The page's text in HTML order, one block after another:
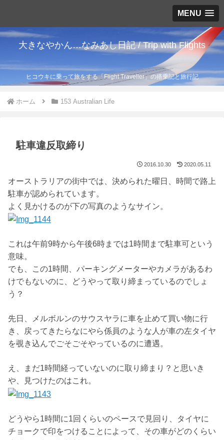
MENU
大きなやかん…なみあし日記 / Trip with Flights
ヒコウキに乗って旅をする「Flight Traveller」の搭乗記と旅行記
ホーム 153 Australian Life
駐車違反取締り
2016.10.30 2020.05.11
オーストラリアの街中では、決められた曜日、時間で路上
駐車が認められています。
よく見かけるのが下の写真のようなサイン。
これは午前9時から午後6時までは1時間まで駐車可という
意味。
でも、この1時間、パーキングメーターやカメラがあるわ
けでもないのに、どうやって取り締まっているのでしょ
う？
先日、メルボルンのサウスヤラに車を止めて買い物に行
き、戻ってきたらなにやら係員のような人が車の左タイヤ
を覗き込んでごそごそやっているのに遭遇。
え、まだ1時間経っていないのに取り締まり？と思いき
や、見つけたのはこれ。
どうやら1時間に1回くらいのペースで見回り、タイヤに
チョークで印をつけることによって、その車がどのくらい